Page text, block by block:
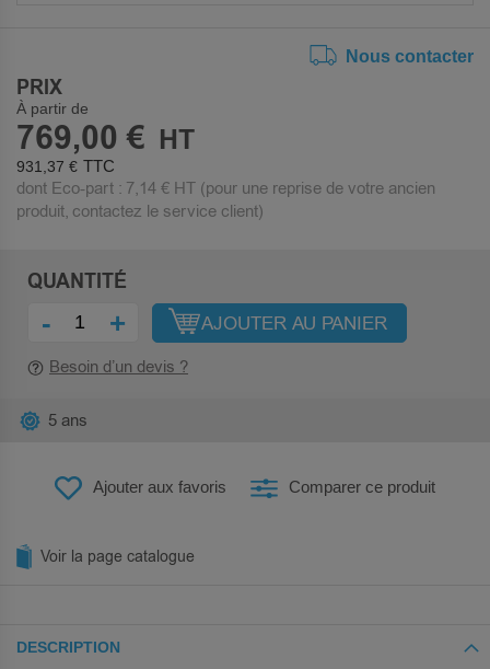
Nous contacter
PRIX
À partir de
769,00 €
931,37 €
dont Eco-part : 7,14 € HT (pour une reprise de votre ancien
produit, contactez le service client)
QUANTITÉ
- + AJOUTER AU PANIER
Besoin d’un devis ?
Ajouter aux favoris Comparer ce produit
5 ans
Voir la page catalogue
DESCRIPTION